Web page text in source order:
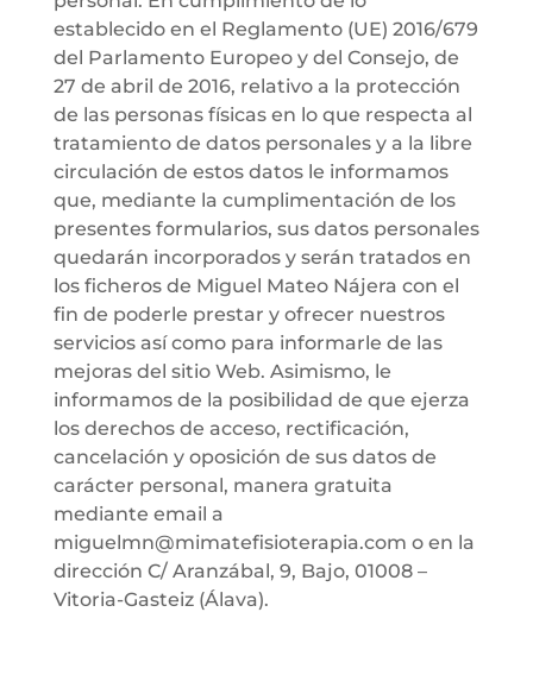
establecido en el Reglamento (UE) 2016/679
del Parlamento Europeo y del Consejo, de
27 de abril de 2016, relativo a la protección
de las personas físicas en lo que respecta al
tratamiento de datos personales y a la libre
circulación de estos datos le informamos
que, mediante la cumplimentación de los
presentes formularios, sus datos personales
quedarán incorporados y serán tratados en
los ficheros de Miguel Mateo Nájera con el
fin de poderle prestar y ofrecer nuestros
servicios así como para informarle de las
mejoras del sitio Web. Asimismo, le
informamos de la posibilidad de que ejerza
los derechos de acceso, rectificación,
cancelación y oposición de sus datos de
carácter personal, manera gratuita
mediante email a
miguelmn@mimatefisioterapia.com o en la
dirección C/ Aranzábal, 9, Bajo, 01008 –
Vitoria-Gasteiz (Álava).